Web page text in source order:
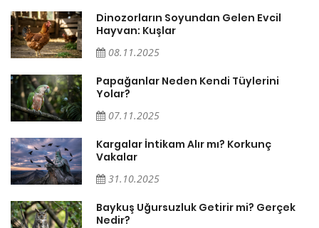
Dinozorların Soyundan Gelen Evcil
Hayvan: Kuşlar
08.11.2025
Papağanlar Neden Kendi Tüylerini
Yolar?
07.11.2025
Kargalar İntikam Alır mı? Korkunç
Vakalar
31.10.2025
Baykuş Uğursuzluk Getirir mi? Gerçek
Nedir?